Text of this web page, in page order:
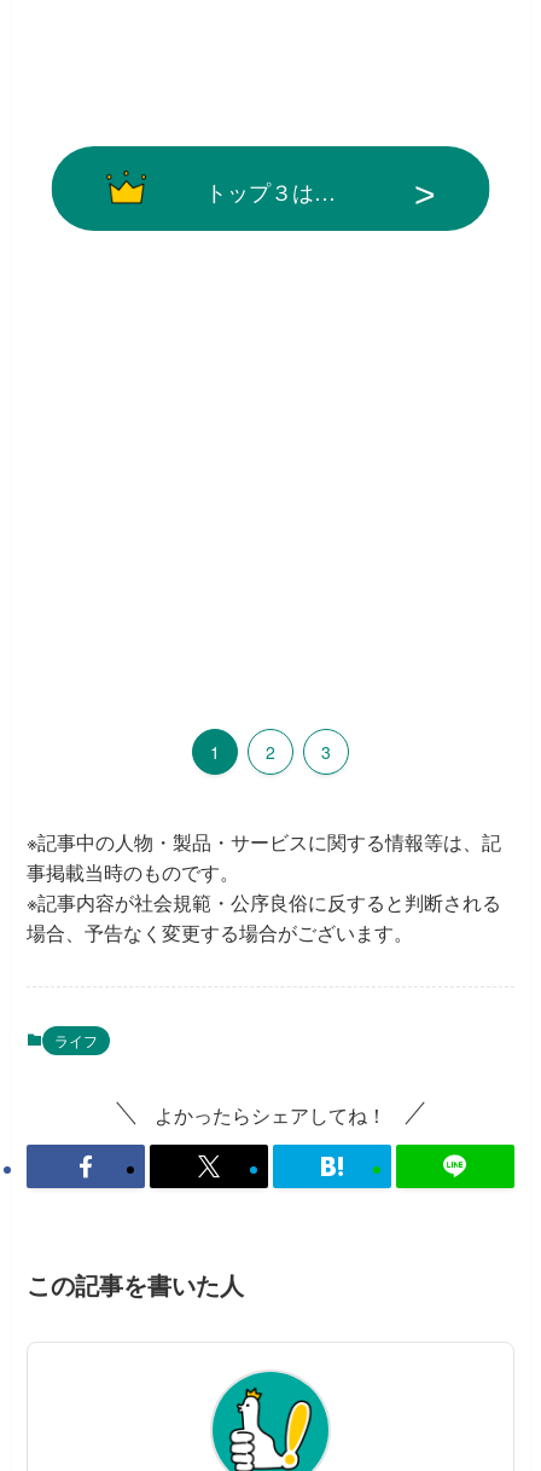
トップ３は…
1 2 3
※記事中の人物・製品・サービスに関する情報等は、記
事掲載当時のものです。
※記事内容が社会規範・公序良俗に反すると判断される
場合、予告なく変更する場合がございます。
ライフ
よかったらシェアしてね！
この記事を書いた人